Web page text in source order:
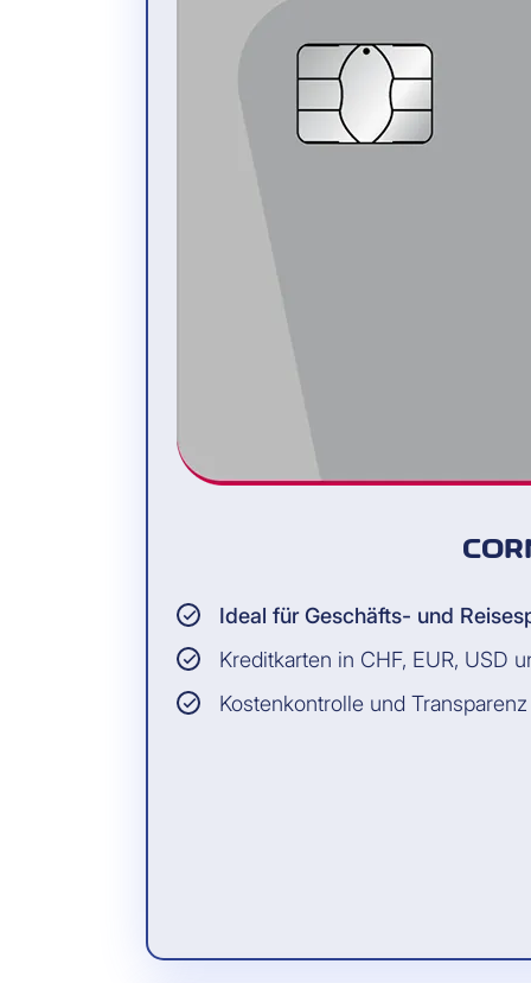
die iCornèr App? Downloaden Sie diese gleich und
registrieren Sie sich. Es sind nur ein paar Schritte
Sie haben die App bereits? Vergewissern Sie sich,
dass Sie die aktuelle Version nutzen und loggen Sie
sich mit Ihren bestehenden Zugangsdaten ein.
Ideal für Geschäfts- und
Kreditkarten in CHF, EUR, USD
Kostenkontrolle und Transparenz